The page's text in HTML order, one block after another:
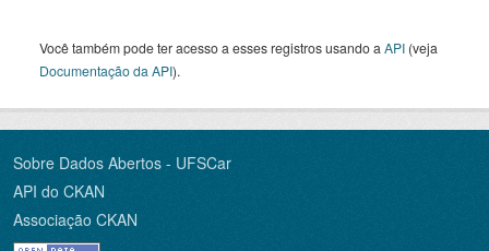
Você também pode ter acesso a esses registros usando a API (veja
Documentação da API).
Sobre Dados Abertos - UFSCar
API do CKAN
Associação CKAN